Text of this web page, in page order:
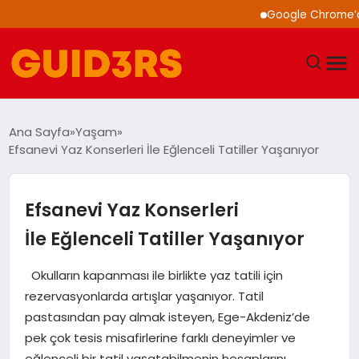
Google Chrome’a
TEKNOLOJI
SPOR
SAĞLIK
EKONOMI
Ana Sayfa Yaşam
Efsanevi Yaz Konserleri İle Eğlenceli Tatiller Yaşanıyor
Efsanevi Yaz Konserleri
İle Eğlenceli Tatiller Yaşanıyor
Okulların kapanması ile birlikte yaz tatili için
rezervasyonlarda artışlar yaşanıyor. Tatil
pastasından pay almak isteyen, Ege-Akdeniz’de
pek çok tesis misafirlerine farklı deneyimler ve